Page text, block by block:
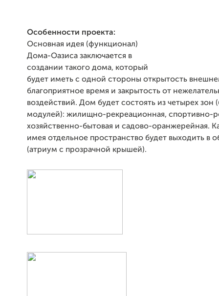
Особенности проекта:
Основная идея (функционал)
Дома-Оазиса заключается в
создании такого дома, который
будет иметь с одной стороны открытость
благоприятное время и закрытость от
воздействий. Дом будет состоять из четырех зон
модулей): жилищно-рекреационная, спортивно-
хозяйственно-бытовая и садово-оранжерейная.
имея отдельное пространство будет выходить в
(атриум с прозрачной крышей).